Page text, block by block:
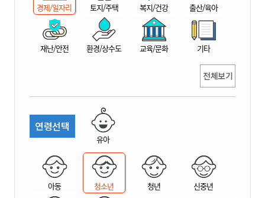
산
경제/일자리 토지/주택 복지/건강 출산/육아
재난/안전 환경/상수도 교육/문화 기타
전체보기
연령선택
유아
아동 청소년 청년 신중년